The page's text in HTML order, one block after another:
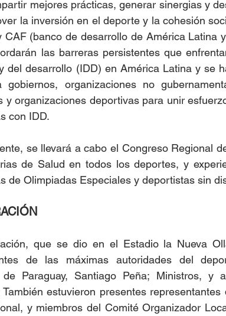
mejores prácticas, generar sinergias y
la inversión en el deporte y la cohesión
CAF (banco de desarrollo de América Latina
las barreras persistentes que
del desarrollo (IDD) en América Latina y se
gobiernos, organizaciones no
y organizaciones deportivas para unir
con IDD.
se llevará a cabo el Congreso Regional
de Salud en todos los deportes, y
de Olimpiadas Especiales y deportistas sin
que se dio en el Estadio la Nueva
de las máximas autoridades del
de Paraguay, Santiago Peña; Ministros, y
También estuvieron presentes
y miembros del Comité Organizador